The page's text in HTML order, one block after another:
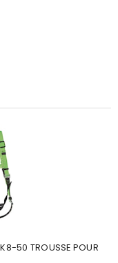
50 TROUSSE POUR